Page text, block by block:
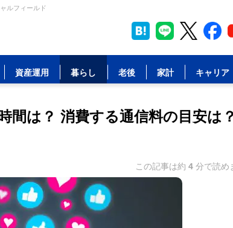
ルフィールド
資産運用 暮らし 老後 家計 キャリア
間は？ 消費する通信料の目安は
この記事は約 4 分で読め